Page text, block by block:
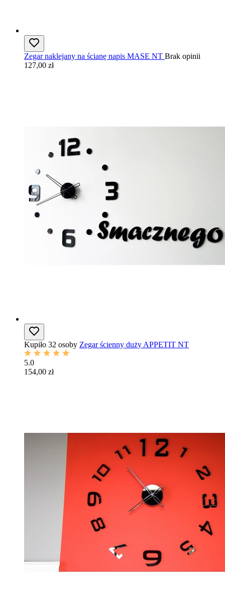
Zegar naklejany na ścianę napis MASE NT Brak opinii
127,00 zł
Kupiło 32 osoby Zegar ścienny duży APPETIT NT
5.0
154,00 zł